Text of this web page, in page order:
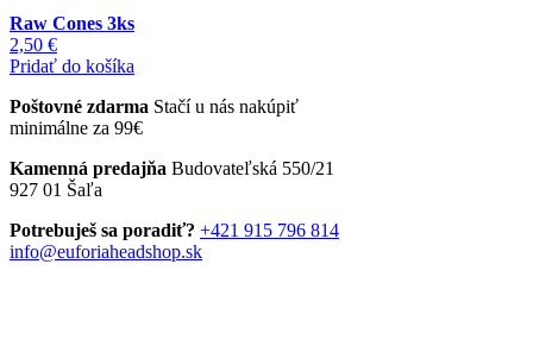
Raw Cones 3ks
2,50 €
Pridať do košíka
Poštovné zdarma Stačí u nás nakúpiť
minimálne za 99€
Kamenná predajňa Budovateľská 550/21
927 01 Šaľa
Potrebuješ sa poradiť? +421 915 796 814
info@euforiaheadshop.sk